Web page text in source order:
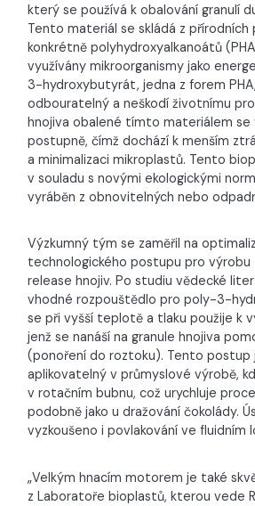
který se používá k obalování granulí
Tento materiál se skládá z přírodních
konkrétně polyhydroxyalkanoátů
využívány mikroorganismy jako
3-hydroxybutyrát, jedna z forem
odbouratelný a neškodí životnímu
hnojiva obalené tímto materiálem se
postupně, čímž dochází k menším
a minimalizaci mikroplastů. Tento
v souladu s novými ekologickými
vyráběn z obnovitelných nebo
Výzkumný tým se zaměřil na
technologického postupu pro
release hnojiv. Po studiu vědecké
vhodné rozpouštědlo pro poly-3-
se při vyšší teplotě a tlaku použije k
jenž se nanáší na granule hnojiva
(ponoření do roztoku). Tento postup
aplikovatelný v průmyslové výrobě,
v rotačním bubnu, což urychluje
podobně jako u dražování čokolády.
vyzkoušeno i povlakování ve fluidním
„Velkým hnacím motorem je také
z Laboratoře bioplastů, kterou vede